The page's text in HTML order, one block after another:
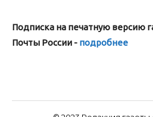
Подписка на печатную версию
Почты России - подробнее